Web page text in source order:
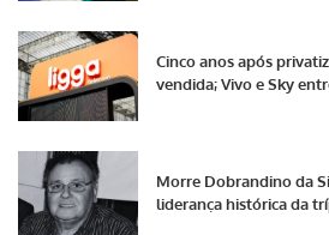
Cinco anos após
vendida; Vivo e Sky
Morre Dobrandino da
liderança histórica da